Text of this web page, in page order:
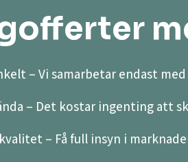
– Vi samarbetar endast
– Det kostar ingenting att
– Få full insyn i